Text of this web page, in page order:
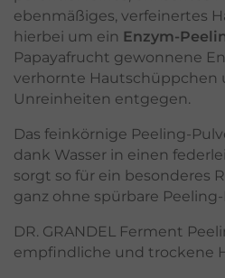
ebenmäßiges, verfeinertes
hierbei um ein Enzym-
Papayafrucht gewonnene
verhornte Hautschüppchen
Unreinheiten entgegen.
Das feinkörnige Peeling-
dank Wasser in einen
sorgt so für ein besonderes
ganz ohne spürbare
DR. GRANDEL Ferment
empfindliche und trockene